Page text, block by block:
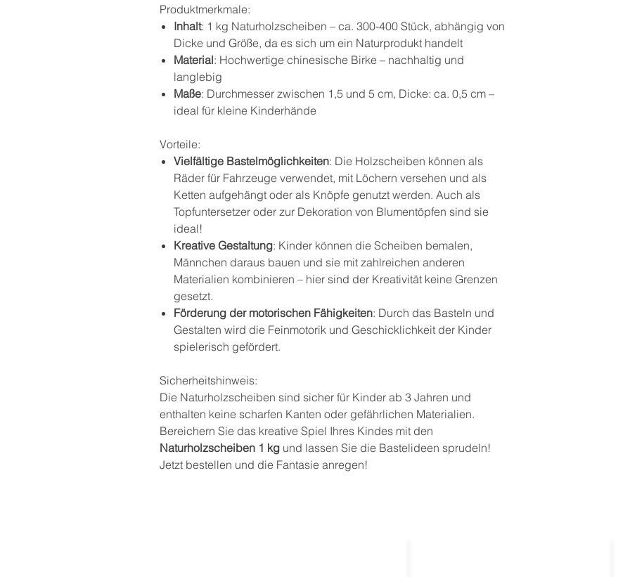
Produktmerkmale:
Inhalt: 1 kg Naturholzscheiben – ca. 300-400 Stück, abhängig von
Dicke und Größe, da es sich um ein Naturprodukt handelt
Material: Hochwertige chinesische Birke – nachhaltig und
langlebig
Maße: Durchmesser zwischen 1,5 und 5 cm, Dicke: ca. 0,5 cm –
ideal für kleine Kinderhände
Vorteile:
Vielfältige Bastelmöglichkeiten: Die Holzscheiben können als
Räder für Fahrzeuge verwendet, mit Löchern versehen und als
Ketten aufgehängt oder als Knöpfe genutzt werden. Auch als
Topfuntersetzer oder zur Dekoration von Blumentöpfen sind sie
ideal!
Kreative Gestaltung: Kinder können die Scheiben bemalen,
Männchen daraus bauen und sie mit zahlreichen anderen
Materialien kombinieren – hier sind der Kreativität keine Grenzen
gesetzt.
Förderung der motorischen Fähigkeiten: Durch das Basteln und
Gestalten wird die Feinmotorik und Geschicklichkeit der Kinder
spielerisch gefördert.
Sicherheitshinweis:
Die Naturholzscheiben sind sicher für Kinder ab 3 Jahren und
enthalten keine scharfen Kanten oder gefährlichen Materialien.
Bereichern Sie das kreative Spiel Ihres Kindes mit den
Naturholzscheiben 1 kg und lassen Sie die Bastelideen sprudeln!
Jetzt bestellen und die Fantasie anregen!